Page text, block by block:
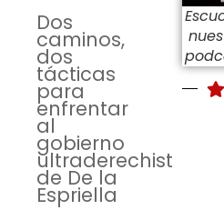
Dos
caminos,
dos
tácticas
para
enfrentar
al
gobierno
ultraderechista
de De la
Espriella